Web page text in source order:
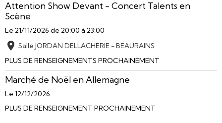
Attention Show Devant - Concert Talents en
Scène
Le 21/11/2026 de 20:00 à 23:00
Salle JORDAN DELLACHERIE - BEAURAINS
PLUS DE RENSEIGNEMENTS PROCHAINEMENT
Marché de Noël en Allemagne
Le 12/12/2026
PLUS DE RENSEIGNEMENT PROCHAINEMENT